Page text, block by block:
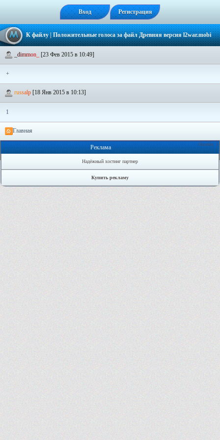
Вход Регистрация
К файлу| Положительные голоса за файлДревняя версия l2war.mobi
dimmon [23 Фев 2015 в 10:49]
+
russalp [18 Янв 2015 в 10:13]
1
Главная
Онлайн: 1
Реклама
Надёжный хостинг партнер
Купить рекламу